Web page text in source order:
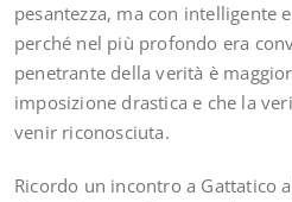
pesantezza, ma con intelligente
perché nel più profondo era
penetrante della verità è
imposizione drastica e che la
venir riconosciuta.
Ricordo un incontro a Gattatico